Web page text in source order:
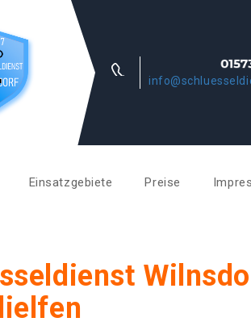
Einsatzgebiete Preise